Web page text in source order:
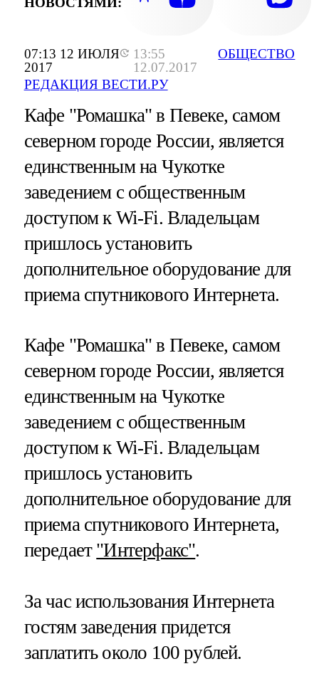
07:13 12 ИЮЛЯ
2017
13:55
12.07.2017
РЕДАКЦИЯ ВЕСТИ.РУ
ОБЩЕСТВО
Кафе "Ромашка" в Певеке, самом
северном городе России, является
единственным на Чукотке
заведением с общественным
доступом к Wi-Fi. Владельцам
пришлось установить
дополнительное оборудование для
приема спутникового Интернета.
Кафе "Ромашка" в Певеке, самом
северном городе России, является
единственным на Чукотке
заведением с общественным
доступом к Wi-Fi. Владельцам
пришлось установить
дополнительное оборудование для
приема спутникового Интернета,
передает "Интерфакс".
За час использования Интернета
гостям заведения придется
заплатить около 100 рублей.